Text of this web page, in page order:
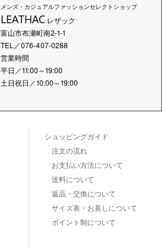
メンズ・カジュアルファッションセレクトショップ
LEATHACレザック
富山市布瀬町南2-1-1
TEL／076-407-0288
営業時間
平日／11:00～19:00
土日祝日／10:00～19:00
ショッピングガイド
注文の流れ
お支払い方法について
送料について
返品・交換について
サイズ表・お直しについて
ポイント制について